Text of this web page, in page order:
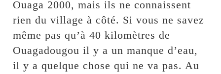
Ouaga 2000, mais ils ne connaissent
rien du village à côté. Si vous ne savez
même pas qu’à 40 kilomètres de
Ouagadougou il y a un manque d’eau,
il y a quelque chose qui ne va pas. Au